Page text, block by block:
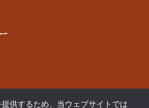
供するため、当ウェブサイトでは